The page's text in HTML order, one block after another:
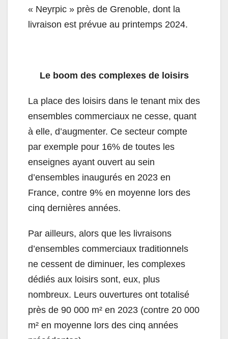
« Neyrpic » près de Grenoble, dont la
livraison est prévue au printemps 2024.
Le boom des complexes de loisirs
La place des loisirs dans le tenant mix des
ensembles commerciaux ne cesse, quant
à elle, d’augmenter. Ce secteur compte
par exemple pour 16% de toutes les
enseignes ayant ouvert au sein
d’ensembles inaugurés en 2023 en
France, contre 9% en moyenne lors des
cinq dernières années.
Par ailleurs, alors que les livraisons
d’ensembles commerciaux traditionnels
ne cessent de diminuer, les complexes
dédiés aux loisirs sont, eux, plus
nombreux. Leurs ouvertures ont totalisé
près de 90 000 m² en 2023 (contre 20 000
m² en moyenne lors des cinq années